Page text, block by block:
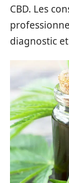
CBD. Les
diagnostic